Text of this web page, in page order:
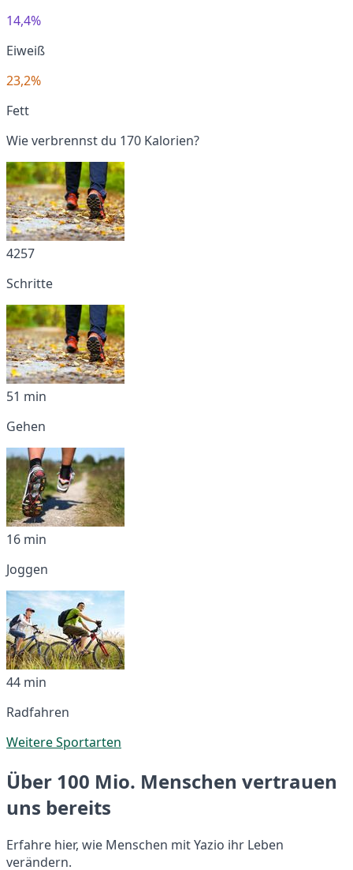
14,4%
Eiweiß
23,2%
Fett
Wie verbrennst du 170 Kalorien?
4257
Schritte
51 min
Gehen
16 min
Joggen
44 min
Radfahren
Weitere Sportarten
Über 100 Mio. Menschen vertrauen
uns bereits
Erfahre hier, wie Menschen mit Yazio ihr Leben
verändern.